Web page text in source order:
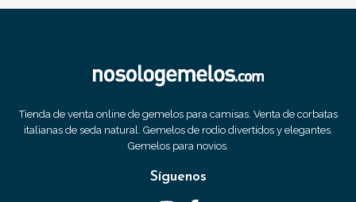
Tienda de venta online de gemelos para camisas. Venta de corbatas
italianas de seda natural. Gemelos de rodio divertidos y elegantes.
Gemelos para novios.
Síguenos